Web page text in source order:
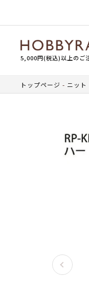
5,000円(税込)以上のご
トップページ ニット